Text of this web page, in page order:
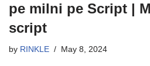
pe milni pe Script |
script
by RINKLE May 8, 2024